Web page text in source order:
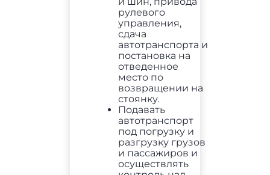
рулевого
управления,
сдача
автотранспорта и
постановка на
отведенное
место по
возвращении на
стоянку.
Подавать
автотранспорт
под погрузку и
разгрузку грузов
и пассажиров и
осуществлять